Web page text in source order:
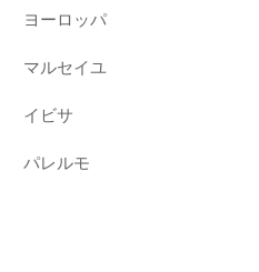
ヨーロッパ
マルセイユ
イビサ
パレルモ